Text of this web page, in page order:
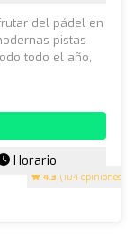
4.3 (104 opiniones)
del pádel en
pistas
todo el año,
Horario